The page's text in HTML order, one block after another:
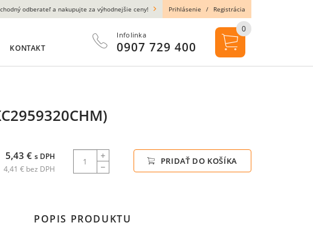
5,43 € s DPH
4,41 € bez DPH
PRIDAŤ DO KOŠÍKA
POPIS PRODUKTU
odberateľ a nakupujte za výhodnejšie ceny! Prihlásenie / Registrácia
KONTAKT
Infolinka
0907 729 400
0